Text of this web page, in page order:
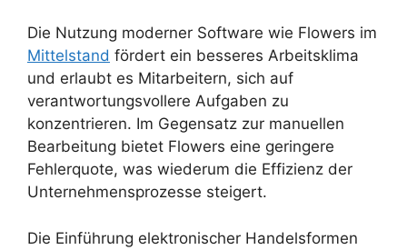
Die Nutzung moderner Software wie Flowers im
Mittelstand fördert ein besseres Arbeitsklima
und erlaubt es Mitarbeitern, sich auf
verantwortungsvollere Aufgaben zu
konzentrieren. Im Gegensatz zur manuellen
Bearbeitung bietet Flowers eine geringere
Fehlerquote, was wiederum die Effizienz der
Unternehmensprozesse steigert.
Die Einführung elektronischer Handelsformen